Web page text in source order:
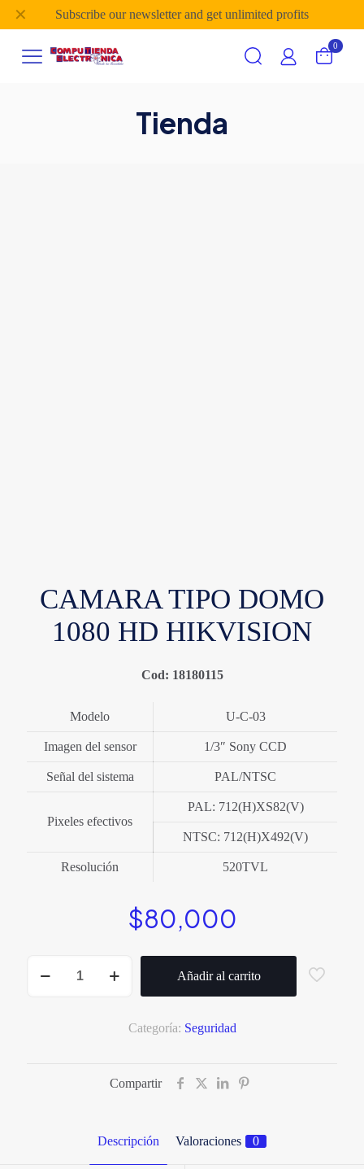
Subscribe our newsletter and get unlimited profits
✕
0
Tienda
CAMARA TIPO DOMO
1080 HD HIKVISION
Cod: 18180115
Modelo U-C-03
Imagen del sensor 1/3″ Sony CCD
Señal del sistema PAL/NTSC
Pixeles efectivos
PAL: 712(H)XS82(V)
NTSC: 712(H)X492(V)
Resolución 520TVL
$80,000
TIPO
Añadir al carrito
Categoría: Seguridad
Compartir
Descripción Valoraciones 0